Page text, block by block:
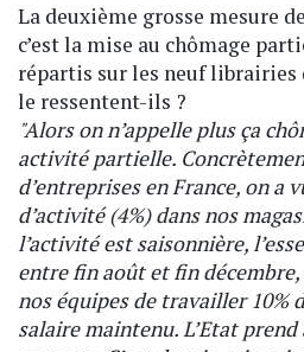
La deuxième grosse mesure
c’est la mise au chômage
répartis sur les neuf librairies
le ressentent-ils ?
"Alors on n’appelle plus ça
activité partielle.
d’entreprises en France, on a
d’activité (4%) dans nos
l’activité est saisonnière,
entre fin août et fin
nos équipes de travailler 10%
salaire maintenu. L’Etat prend